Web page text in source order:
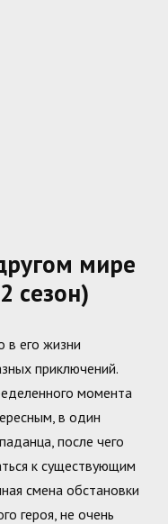
мире
сезон)
в его жизни
приключений.
момента
в один
после чего
к существующим
смена обстановки
героя, не очень